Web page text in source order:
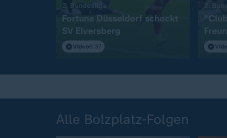
2. Bundesliga
Fortuna Düsseldorf schockt
SV Elversberg
Video6:37
2.
S04
Alle Bolzplatz-Folgen